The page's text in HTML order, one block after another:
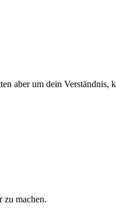
aber um dein Verständnis,
zu machen.